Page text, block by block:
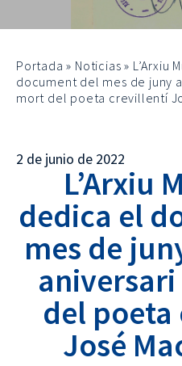
Portada » Noticias » L’Arxiu
document del mes de juny
mort del poeta crevillentí
2 de junio de 2022
L’Arxiu
dedica el
mes de
del
José